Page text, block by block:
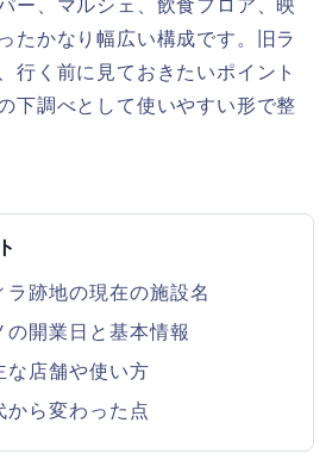
ー、マルシェ、飲食フロア、映
たかなり幅広い構成です。旧ラ
行く前に見ておきたいポイント
下調べとして使いやすい形で整
ラ跡地の現在の施設名
の開業日と基本情報
な店舗や使い方
から変わった点